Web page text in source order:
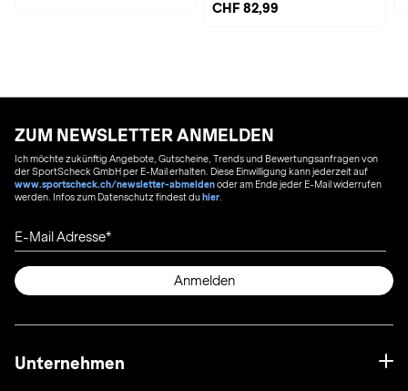
CHF 82,99
ZUM NEWSLETTER ANMELDEN
Ich möchte zukünftig Angebote, Gutscheine, Trends und Bewertungsanfragen von
der SportScheck GmbH per E-Mail erhalten. Diese Einwilligung kann jederzeit auf
www.sportscheck.ch/newsletter-abmeldenoder am Ende jeder E-Mail widerrufen
werden. Infos zum Datenschutz findest duhier
E-Mail Adresse
Anmelden
Unternehmen